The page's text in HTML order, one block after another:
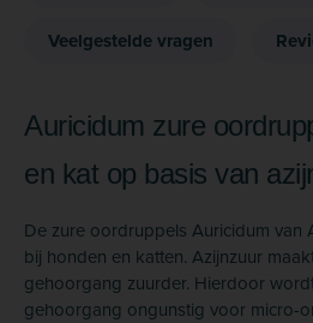
Veelgestelde vragen
Auricidum zure
en kat op basis van
De zure oordruppels Auricidum van
bij honden en katten. Azijnzuur
gehoorgang zuurder. Hierdoor
gehoorgang ongunstig voor micro-